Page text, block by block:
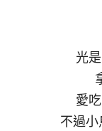
光
愛
不過